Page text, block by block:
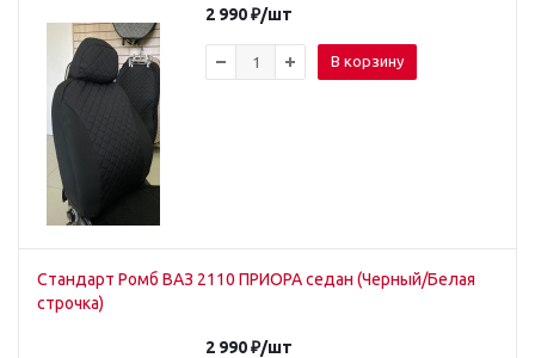
2 990₽/шт
В корзину
Стандарт Ромб ВАЗ 2110 ПРИОРА седан (Черный/Белая
строчка)
2 990₽/шт